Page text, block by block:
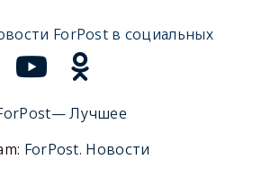
ForPost в социальных
Лучшее
ForPost. Новости